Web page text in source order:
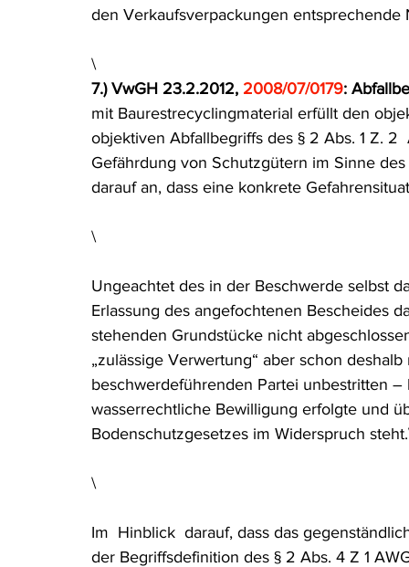
den Verkaufsverpackungen entsprechende
\
7.) VwGH 23.2.2012, 2008/07/0179:
mit Baurestrecyclingmaterial erfüllt den
objektiven Abfallbegriffs des § 2 Abs. 1 Z.
Gefährdung von Schutzgütern im Sinne
darauf an, dass eine konkrete
\
Ungeachtet des in der Beschwerde selbst
Erlassung des angefochtenen Bescheides
stehenden Grundstücke nicht
„zulässige Verwertung“ aber schon
beschwerdeführenden Partei unbestritten
wasserrechtliche Bewilligung erfolgte und
Bodenschutzgesetzes im Widerspruch
\
Im  Hinblick  darauf, dass das
der Begriffsdefinition des § 2 Abs. 4 Z 1